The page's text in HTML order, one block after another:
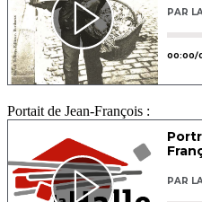
Portait de Jean-François :